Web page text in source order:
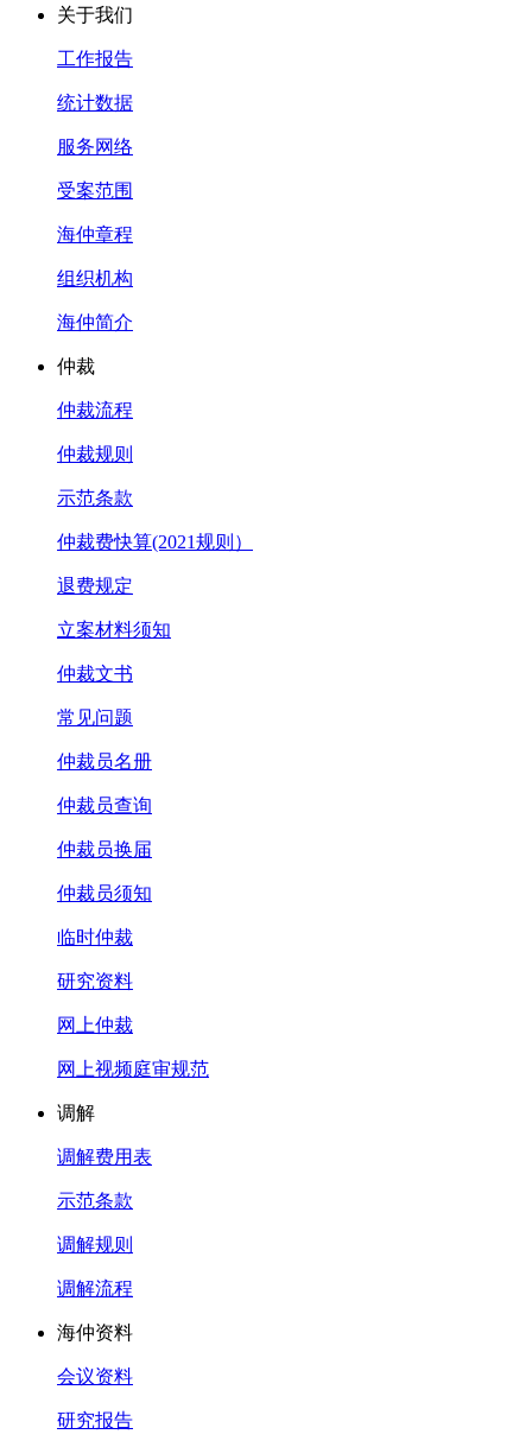
关于我们
工作报告
统计数据
服务网络
受案范围
海仲章程
组织机构
海仲简介
仲裁
仲裁流程
仲裁规则
示范条款
仲裁费快算(2021规则）
退费规定
立案材料须知
仲裁文书
常见问题
仲裁员名册
仲裁员查询
仲裁员换届
仲裁员须知
临时仲裁
研究资料
网上仲裁
网上视频庭审规范
调解
调解费用表
示范条款
调解规则
调解流程
海仲资料
会议资料
研究报告